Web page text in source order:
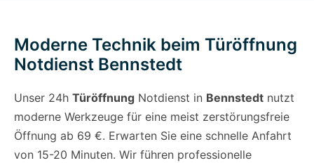
Moderne Technik beim Türöffnung
Notdienst Bennstedt
Unser 24h Türöffnung Notdienst in Bennstedt nutzt
moderne Werkzeuge für eine meist zerstörungsfreie
Öffnung ab 69 €. Erwarten Sie eine schnelle Anfahrt
von 15-20 Minuten. Wir führen professionelle